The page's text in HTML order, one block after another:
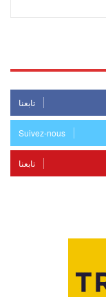
تابعنا
Suivez-nous
تابعنا